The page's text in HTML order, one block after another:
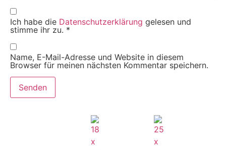
Ich habe die Datenschutzerklärung gelesen und
stimme ihr zu. *
Name, E-Mail-Adresse und Website in diesem
Browser für meinen nächsten Kommentar speichern.